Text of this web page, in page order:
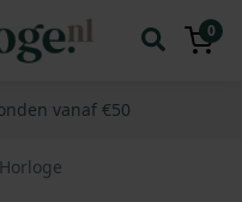
0
vanaf €50